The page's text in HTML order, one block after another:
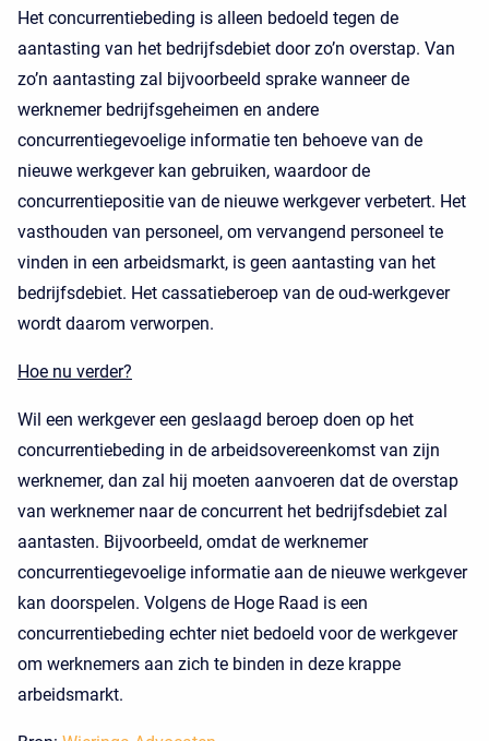
Het concurrentiebeding is alleen bedoeld tegen de
aantasting van het bedrijfsdebiet door zo’n overstap. Van
zo’n aantasting zal bijvoorbeeld sprake wanneer de
werknemer bedrijfsgeheimen en andere
concurrentiegevoelige informatie ten behoeve van de
nieuwe werkgever kan gebruiken, waardoor de
concurrentiepositie van de nieuwe werkgever verbetert. Het
vasthouden van personeel, om vervangend personeel te
vinden in een arbeidsmarkt, is geen aantasting van het
bedrijfsdebiet. Het cassatieberoep van de oud-werkgever
wordt daarom verworpen.
Hoe nu verder?
Wil een werkgever een geslaagd beroep doen op het
concurrentiebeding in de arbeidsovereenkomst van zijn
werknemer, dan zal hij moeten aanvoeren dat de overstap
van werknemer naar de concurrent het bedrijfsdebiet zal
aantasten. Bijvoorbeeld, omdat de werknemer
concurrentiegevoelige informatie aan de nieuwe werkgever
kan doorspelen. Volgens de Hoge Raad is een
concurrentiebeding echter niet bedoeld voor de werkgever
om werknemers aan zich te binden in deze krappe
arbeidsmarkt.